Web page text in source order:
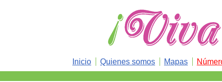
Inicio Quienes somos Mapas